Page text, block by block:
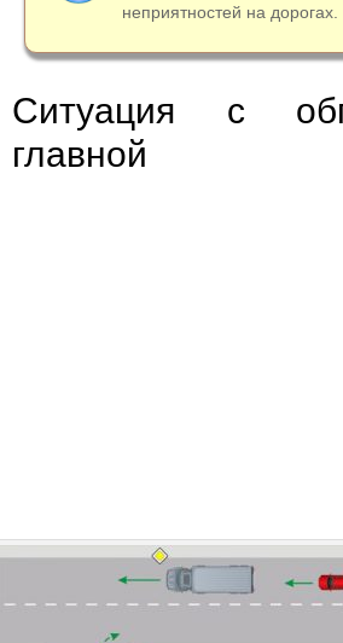
неприятностей на дорогах.
Ситуация с
главной